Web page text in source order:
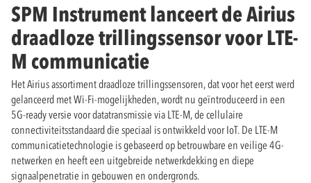
SPM Instrument lanceert de Airius
draadloze trillingssensor voor LTE-
M communicatie
Het Airius assortiment draadloze trillingssensoren, dat voor het eerst werd
gelanceerd met Wi-Fi-mogelijkheden, wordt nu geïntroduceerd in een
5G-ready versie voor datatransmissie via LTE-M, de cellulaire
connectiviteitsstandaard die speciaal is ontwikkeld voor IoT. De LTE-M
communicatietechnologie is gebaseerd op betrouwbare en veilige 4G-
netwerken en heeft een uitgebreide netwerkdekking en diepe
signaalpenetratie in gebouwen en ondergronds.